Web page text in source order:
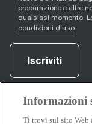
preparazione e altre
qualsiasi momento.
condizioni d'uso
Iscriviti
Informazioni
Ti trovi sul sito Web